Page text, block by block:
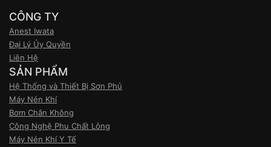
CÔNG TY
Anest Iwata
Đại Lý Ủy Quyền
Liên Hệ
SẢN PHẨM
Hệ Thống và Thiết Bị Sơn Phủ
Máy Nén Khí
Bơm Chân Không
Công Nghệ Phu Chất Lỏng
Máy Nén Khí Y Tế